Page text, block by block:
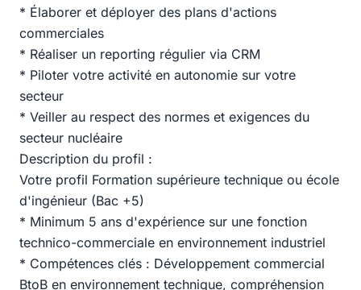
* Élaborer et déployer des plans d'actions
commerciales
* Réaliser un reporting régulier via CRM
* Piloter votre activité en autonomie sur votre
secteur
* Veiller au respect des normes et exigences du
secteur nucléaire
Description du profil :
Votre profil Formation supérieure technique ou école
d'ingénieur (Bac +5)
* Minimum 5 ans d'expérience sur une fonction
technico-commerciale en environnement industriel
* Compétences clés : Développement commercial
BtoB en environnement technique, compréhension